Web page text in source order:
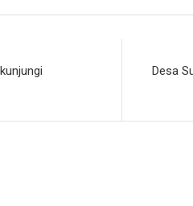
ke
n
Desa